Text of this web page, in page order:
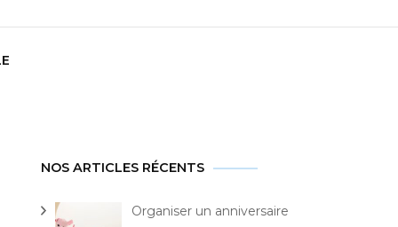
NOS ARTICLES RÉCENTS
Organiser un anniversaire